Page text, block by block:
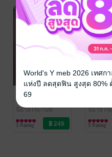
คุณพี่ที่(ร้าย)รัก
No Rating
ของรั
มังกรเล่
นิยายโร
3 Rating
ของรักซาตาน
มังกรเล่นน้ำ
นิยายโรมานซ์
3 Rating
นิยายโร
5 Rating
World's Y meb 2026 เทศ
แห่งปี ลดสุดฟิน สูงสุด 80%
69